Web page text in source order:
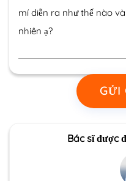
mí diễn ra như thế nào
nhiên ạ?
GỬI
Bác sĩ được